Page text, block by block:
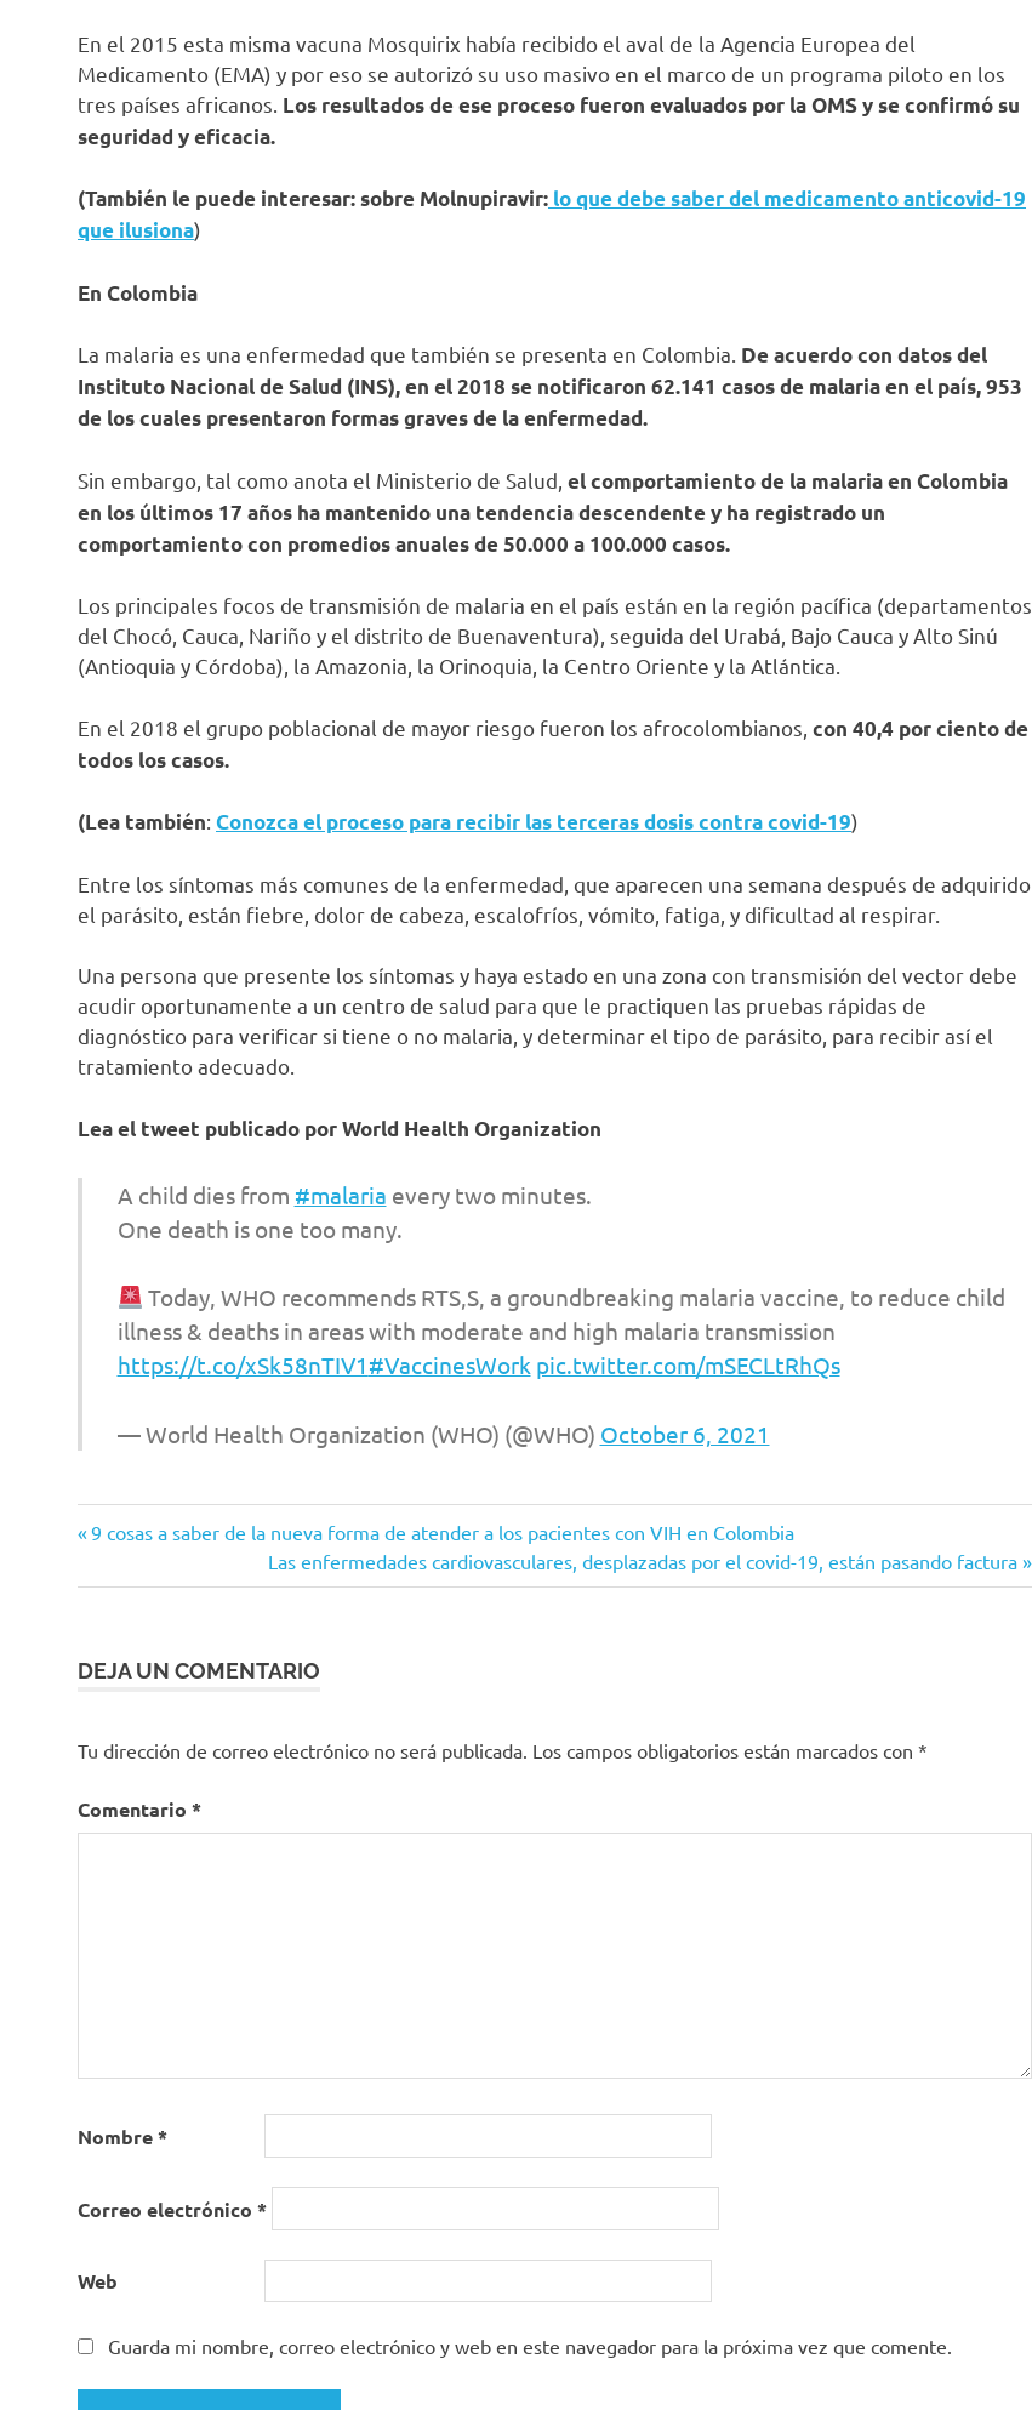
En el 2015 esta misma vacuna Mosquirix había recibido el aval de la Agencia Europea del
Medicamento (EMA) y por eso se autorizó su uso masivo en el marco de un programa piloto en los
tres países africanos. Los resultados de ese proceso fueron evaluados por la OMS y se confirmó su
seguridad y eficacia.
(También le puede interesar: sobre Molnupiravir: lo que debe saber del medicamento anticovid-19
que ilusiona)
En Colombia
La malaria es una enfermedad que también se presenta en Colombia. De acuerdo con datos del
Instituto Nacional de Salud (INS), en el 2018 se notificaron 62.141 casos de malaria en el país, 953
de los cuales presentaron formas graves de la enfermedad.
Sin embargo, tal como anota el Ministerio de Salud, el comportamiento de la malaria en Colombia
en los últimos 17 años ha mantenido una tendencia descendente y ha registrado un
comportamiento con promedios anuales de 50.000 a 100.000 casos.
Los principales focos de transmisión de malaria en el país están en la región pacífica (departamentos
del Chocó, Cauca, Nariño y el distrito de Buenaventura), seguida del Urabá, Bajo Cauca y Alto Sinú
(Antioquia y Córdoba), la Amazonia, la Orinoquia, la Centro Oriente y la Atlántica.
En el 2018 el grupo poblacional de mayor riesgo fueron los afrocolombianos, con 40,4 por ciento de
todos los casos.
(Lea también: Conozca el proceso para recibir las terceras dosis contra covid-19)
Entre los síntomas más comunes de la enfermedad, que aparecen una semana después de adquirido
el parásito, están fiebre, dolor de cabeza, escalofríos, vómito, fatiga, y dificultad al respirar.
Una persona que presente los síntomas y haya estado en una zona con transmisión del vector debe
acudir oportunamente a un centro de salud para que le practiquen las pruebas rápidas de
diagnóstico para verificar si tiene o no malaria, y determinar el tipo de parásito, para recibir así el
tratamiento adecuado.
Lea el tweet publicado por World Health Organization
A child dies from #malaria every two minutes.
One death is one too many.
Today, WHO recommends RTS,S, a groundbreaking malaria vaccine, to reduce child
illness & deaths in areas with moderate and high malaria transmission
https://t.co/xSk58nTIV1 #VaccinesWork pic.twitter.com/mSECLtRhQs
— World Health Organization (WHO) (@WHO) October 6, 2021
Navegación
de
Entrada
9 cosas a saber de la nueva forma de atender a los pacientes con VIH en Colombia
Siguiente
entrada:
Las enfermedades cardiovasculares, desplazadas por el covid-19, están pasando factura
DEJA UN COMENTARIO
Tu dirección de correo electrónico no será publicada. Los campos obligatorios están marcados con *
Comentario *
Nombre*
Correo electrónico *
Web
Guarda mi nombre, correo electrónico y web en este navegador para la próxima vez que comente.